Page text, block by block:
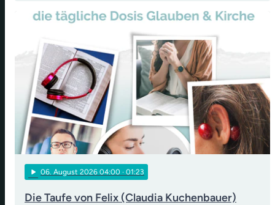
play_arrow 06. August 2026 04:00 · 01:23
Die Taufe von Felix (Claudia Kuchenbauer)